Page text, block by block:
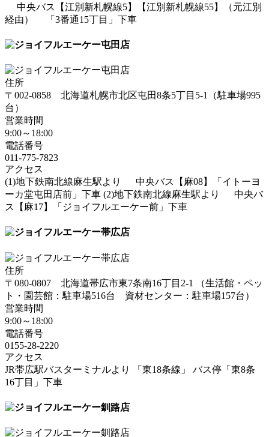
中央バス【江別新札幌線5】【江別新札幌線55】（元江別
経由）
「3番通15丁目」下車
住所
〒002-0858 北海道札幌市北区屯田8条5丁目5-1
（駐車場995
台）
営業時間
9:00～18:00
電話番号
011-775-7823
アクセス
(1)地下鉄南北線麻生駅より
中央バス【麻08】「イトーヨ
ーカ堂屯田店前」下車 (2)地下鉄南北線麻生駅より
中央バ
ス【麻17】「ジョイフルエーケー前」下車
住所
〒080-0807 北海道帯広市東7条南16丁目2-1
（生活館・ペッ
ト・園芸館：駐車場516台 資材センター：駐車場157台）
営業時間
9:00～18:00
電話番号
0155-28-2220
アクセス
JR帯広駅バスターミナルより 「東18条線」 バス停「東8条
16丁目」下車